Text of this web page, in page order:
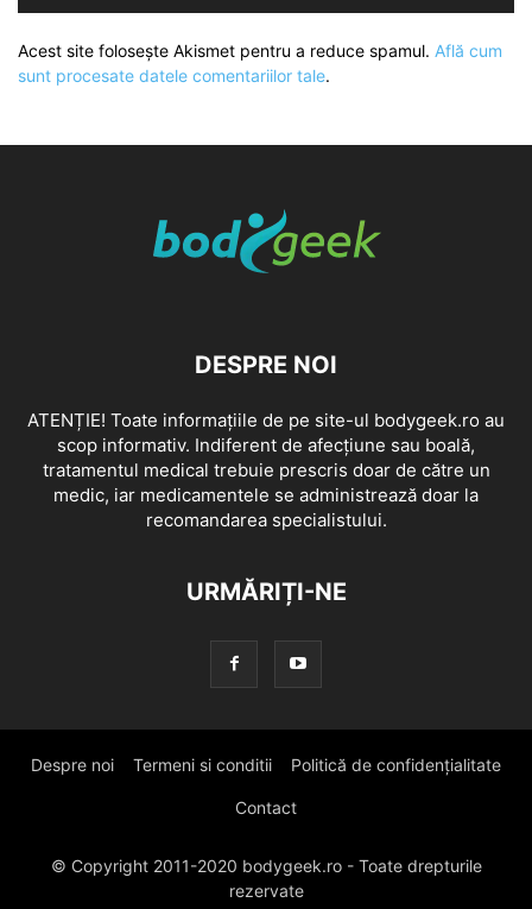
Acest site folosește Akismet pentru a reduce spamul. Află cum
sunt procesate datele comentariilor tale.
DESPRE NOI
ATENȚIE! Toate informațiile de pe site-ul bodygeek.ro au
scop informativ. Indiferent de afecțiune sau boală,
tratamentul medical trebuie prescris doar de către un
medic, iar medicamentele se administrează doar la
recomandarea specialistului.
URMĂRIȚI-NE
Despre noi Termeni si conditii Politică de confidențialitate
Contact
© Copyright 2011-2020 bodygeek.ro - Toate drepturile
rezervate